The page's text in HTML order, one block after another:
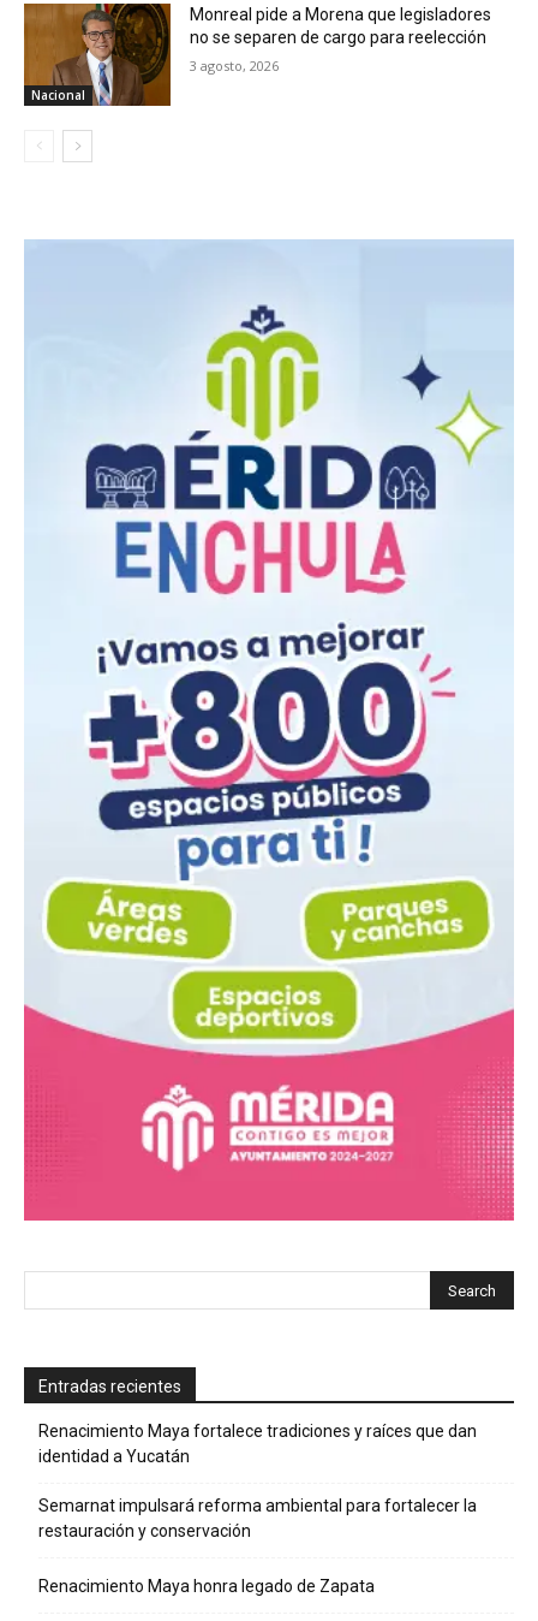
Nacional
Monreal pide a Morena que legisladores
no se separen de cargo para reelección
3 agosto, 2026
Entradas recientes
Renacimiento Maya fortalece tradiciones y raíces que dan
identidad a Yucatán
Semarnat impulsará reforma ambiental para fortalecer la
restauración y conservación
Renacimiento Maya honra legado de Zapata